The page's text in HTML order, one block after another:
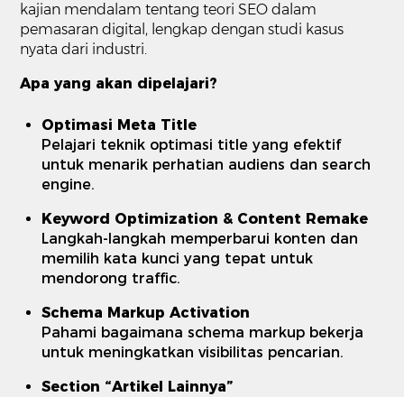
kajian mendalam tentang teori SEO dalam
pemasaran digital, lengkap dengan studi kasus
nyata dari industri.
Apa yang akan dipelajari?
Optimasi Meta Title
Pelajari teknik optimasi title yang efektif
untuk menarik perhatian audiens dan search
engine.
Keyword Optimization & Content Remake
Langkah-langkah memperbarui konten dan
memilih kata kunci yang tepat untuk
mendorong traffic.
Schema Markup Activation
Pahami bagaimana schema markup bekerja
untuk meningkatkan visibilitas pencarian.
Section “Artikel Lainnya”